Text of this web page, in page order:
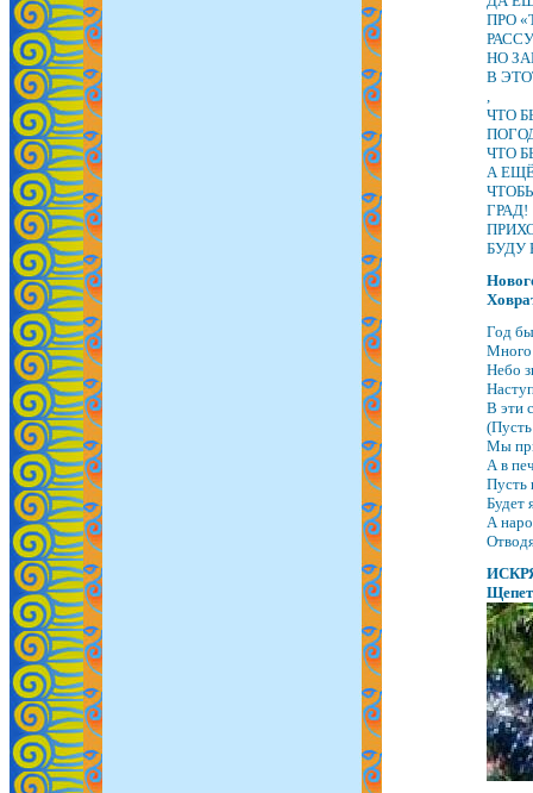
ПРО
НО
В
,
ЧТО
ЧТО
А
ГРАД!
БУДУ
Год
Много
Небо
В эти
Мы
А в
Пусть
Будет
А